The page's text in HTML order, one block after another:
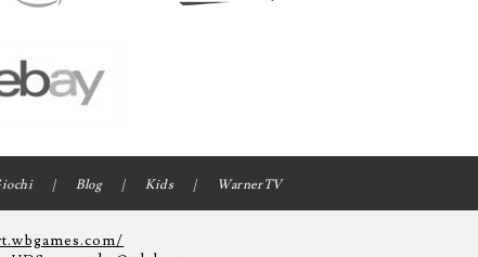
Blog Kids WarnerTV